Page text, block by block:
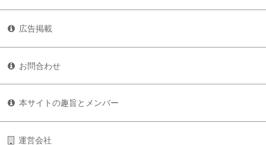
広告掲載
お問合わせ
本サイトの趣旨とメンバー
運営会社